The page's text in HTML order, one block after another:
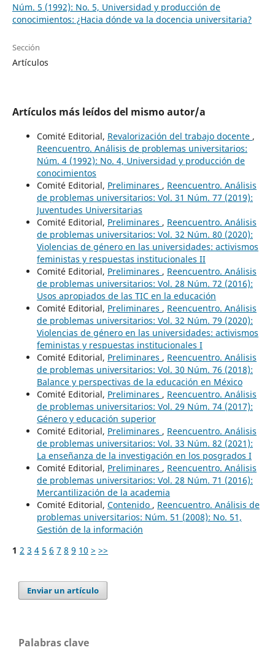
Núm. 5 (1992): No. 5, Universidad y producción de
conocimientos: ¿Hacia dónde va la docencia universitaria?
Sección
Artículos
Artículos más leídos del mismo autor/a
Comité Editorial, Revalorización del trabajo docente ,
Reencuentro. Análisis de problemas universitarios:
Núm. 4 (1992): No. 4, Universidad y producción de
conocimientos
Comité Editorial, Preliminares , Reencuentro. Análisis
de problemas universitarios: Vol. 31 Núm. 77 (2019):
Juventudes Universitarias
Comité Editorial, Preliminares , Reencuentro. Análisis
de problemas universitarios: Vol. 32 Núm. 80 (2020):
Violencias de género en las universidades: activismos
feministas y respuestas institucionales II
Comité Editorial, Preliminares , Reencuentro. Análisis
de problemas universitarios: Vol. 28 Núm. 72 (2016):
Usos apropiados de las TIC en la educación
Comité Editorial, Preliminares , Reencuentro. Análisis
de problemas universitarios: Vol. 32 Núm. 79 (2020):
Violencias de género en las universidades: activismos
feministas y respuestas institucionales I
Comité Editorial, Preliminares , Reencuentro. Análisis
de problemas universitarios: Vol. 30 Núm. 76 (2018):
Balance y perspectivas de la educación en México
Comité Editorial, Preliminares , Reencuentro. Análisis
de problemas universitarios: Vol. 29 Núm. 74 (2017):
Género y educación superior
Comité Editorial, Preliminares , Reencuentro. Análisis
de problemas universitarios: Vol. 33 Núm. 82 (2021):
La enseñanza de la investigación en los posgrados I
Comité Editorial, Preliminares , Reencuentro. Análisis
de problemas universitarios: Vol. 28 Núm. 71 (2016):
Mercantilización de la academia
Comité Editorial, Contenido , Reencuentro. Análisis de
problemas universitarios: Núm. 51 (2008): No. 51,
Gestión de la información
1 2 3 4 5 6 7 8 9 10 > >>
Enviar un artículo
Palabras clave